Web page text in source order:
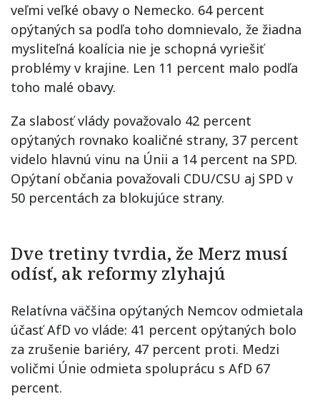
veľmi veľké obavy o Nemecko. 64 percent
opýtaných sa podľa toho domnievalo, že žiadna
mysliteľná koalícia nie je schopná vyriešiť
problémy v krajine. Len 11 percent malo podľa
toho malé obavy.
Za slabosť vlády považovalo 42 percent
opýtaných rovnako koaličné strany, 37 percent
videlo hlavnú vinu na Únii a 14 percent na SPD.
Opýtaní občania považovali CDU/CSU aj SPD v
50 percentách za blokujúce strany.
Dve tretiny tvrdia, že Merz musí
odísť, ak reformy zlyhajú
Relatívna väčšina opýtaných Nemcov odmietala
účasť AfD vo vláde: 41 percent opýtaných bolo
za zrušenie bariéry, 47 percent proti. Medzi
voličmi Únie odmieta spoluprácu s AfD 67
percent.